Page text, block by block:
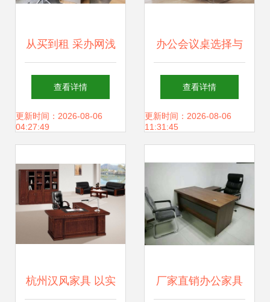
从买到租 采办网浅
谈办公家具租赁的
兴起与电商生态
查看详情
更新时间：2026-08-06
04:27:49
办公会议桌选择与
定制全攻略 打造高
效专业的会议空间
查看详情
更新时间：2026-08-06
11:31:45
杭州汉风家具 以实 厂家直销办公家具